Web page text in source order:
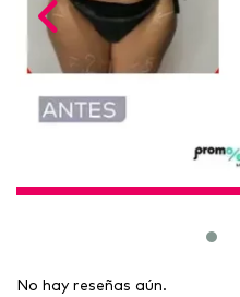
No hay reseñas aún.